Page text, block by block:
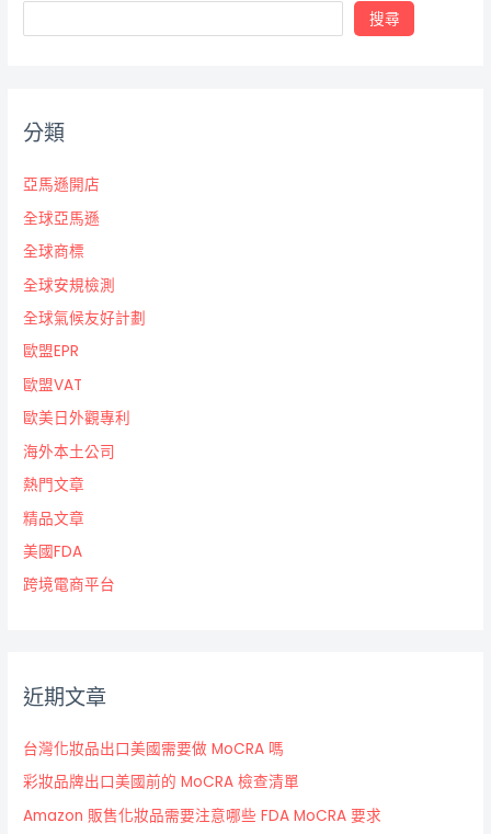
搜尋
分類
亞馬遜開店
全球亞馬遜
全球商標
全球安規檢測
全球氣候友好計劃
歐盟EPR
歐盟VAT
歐美日外觀專利
海外本土公司
熱門文章
精品文章
美國FDA
跨境電商平台
近期文章
台灣化妝品出口美國需要做 MoCRA 嗎
彩妝品牌出口美國前的 MoCRA 檢查清單
Amazon 販售化妝品需要注意哪些 FDA MoCRA 要求